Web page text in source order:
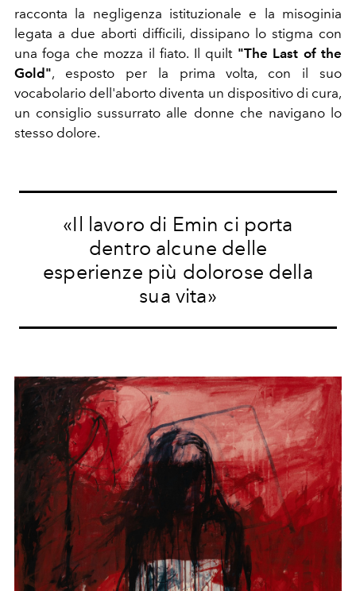
racconta la negligenza istituzionale e la misoginia
legata a due aborti difficili, dissipano lo stigma con
una foga che mozza il fiato. Il quilt "The Last of the
Gold", esposto per la prima volta, con il suo
vocabolario dell'aborto diventa un dispositivo di cura,
un consiglio sussurrato alle donne che navigano lo
stesso dolore.
«Il lavoro di Emin ci porta
dentro alcune delle
esperienze più dolorose della
sua vita»